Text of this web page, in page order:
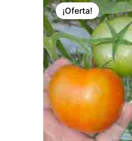
¡Oferta!
precio
original
era:
$15,00.
precio
actual
es:
$14,00.